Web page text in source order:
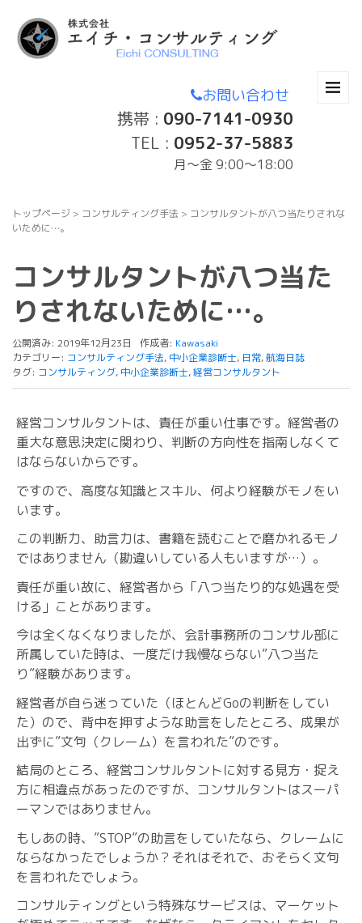
お問い合わせ
携帯 : 090-7141-0930
TEL : 0952-37-5883
月〜金 9:00～18:00
トップページ > コンサルティング手法 > コンサルタントが八つ当たりされな
いために…。
コンサルタントが八つ当た
りされないために…。
公開済み: 2019年12月23日 作成者: Kawasaki
カテゴリー: コンサルティング手法, 中小企業診断士, 日常,航海日誌
タグ: コンサルティング, 中小企業診断士,経営コンサルタント
経営コンサルタントは、責任が重い仕事です。経営者の
重大な意思決定に関わり、判断の方向性を指南しなくて
はならないからです。
ですので、高度な知識とスキル、何より経験がモノをい
います。
この判断力、助言力は、書籍を読むことで磨かれるモノ
ではありません（勘違いしている人もいますが…）。
責任が重い故に、経営者から「八つ当たり的な処遇を受
ける」ことがあります。
今は全くなくなりましたが、会計事務所のコンサル部に
所属していた時は、一度だけ我慢ならない”八つ当た
り”経験があります。
経営者が自ら迷っていた（ほとんどGoの判断をしてい
た）ので、背中を押すような助言をしたところ、成果が
出ずに”文句（クレーム）を言われた”のです。
結局のところ、経営コンサルタントに対する見方・捉え
方に相違点があったのですが、コンサルタントはスーパ
ーマンではありません。
もしあの時、”STOP”の助言をしていたなら、クレームに
ならなかったでしょうか？それはそれで、おそらく文句
を言われたでしょう。
コンサルティングという特殊なサービスは、マーケット